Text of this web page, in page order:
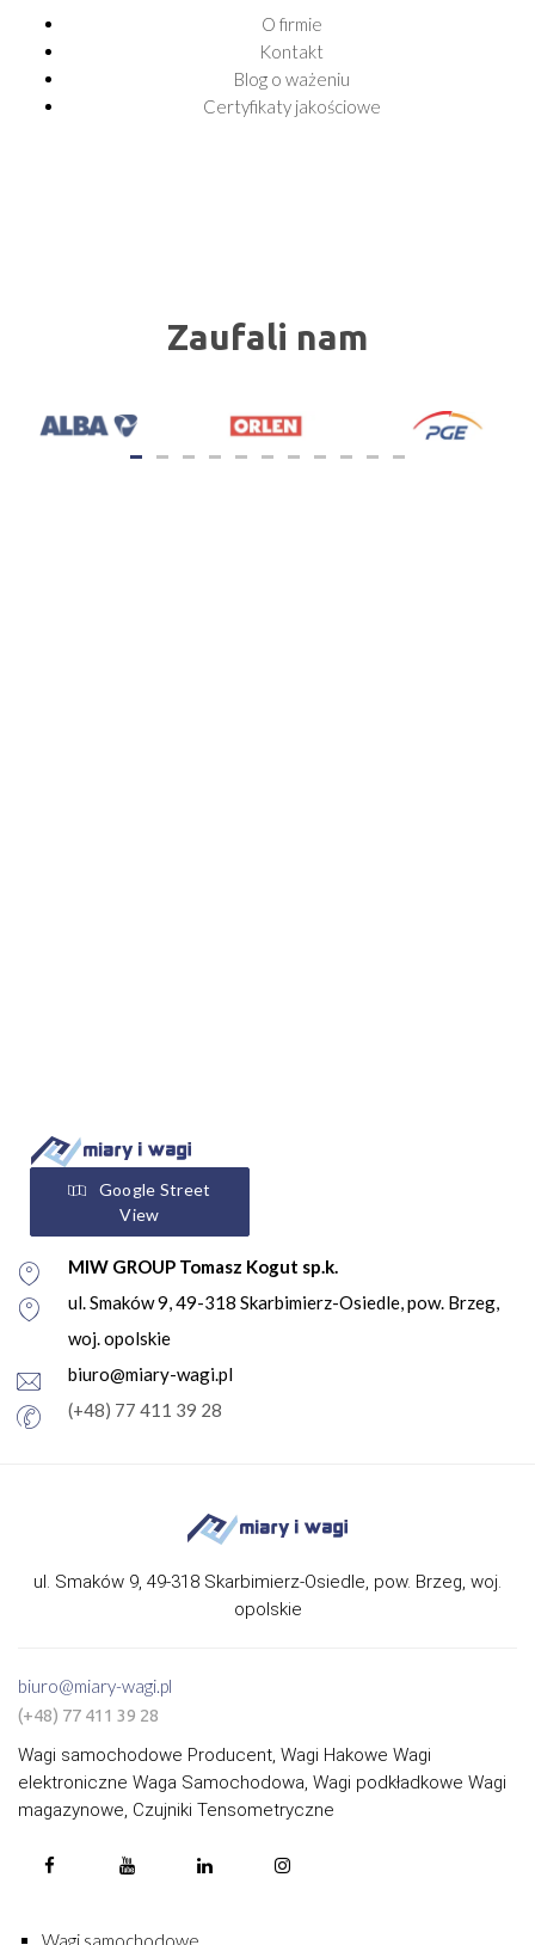
O firmie
Kontakt
Blog o ważeniu
Certyfikaty jakościowe
Zaufali nam
Google Street
View
MIW GROUP Tomasz Kogut sp.k.
ul. Smaków 9, 49-318 Skarbimierz-Osiedle, pow. Brzeg,
woj. opolskie
biuro@miary-wagi.pl
(+48) 77 411 39 28
ul. Smaków 9, 49-318 Skarbimierz-Osiedle, pow. Brzeg, woj.
opolskie
biuro@miary-wagi.pl
(+48) 77 411 39 28
Wagi samochodowe Producent, Wagi Hakowe Wagi
elektroniczne Waga Samochodowa, Wagi podkładkowe Wagi
magazynowe, Czujniki Tensometryczne
Wagi samochodowe